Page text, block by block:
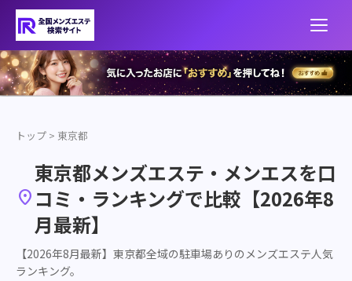
トップ > 東京都

東京都メンズエステ・メンエスを口
コミ・ランキングで比較【2026年8
月最新】
【2026年8月最新】東京都全域の駐車場ありのメンズエステ人気
ランキング。